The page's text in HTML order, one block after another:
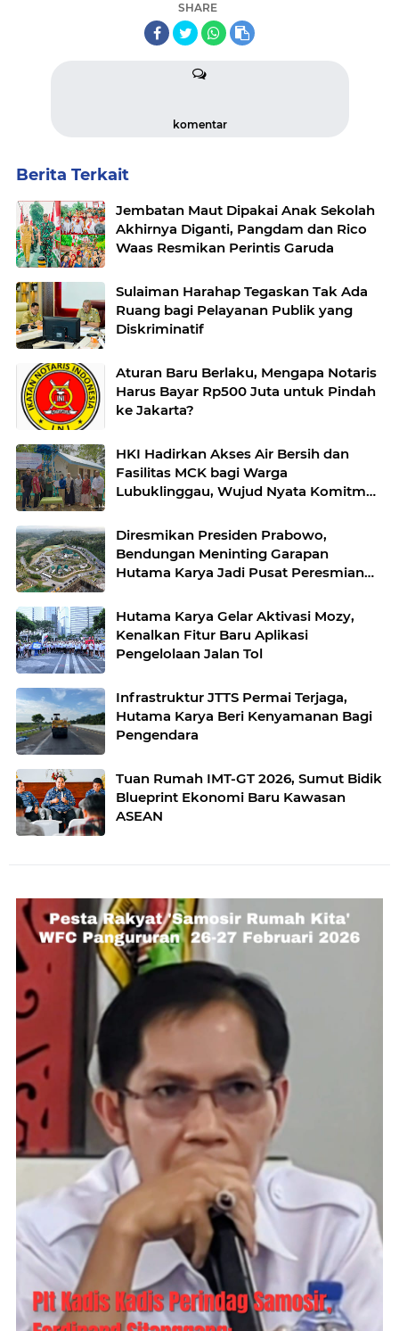
SHARE
komentar
Berita Terkait
Jembatan Maut Dipakai Anak Sekolah
Akhirnya Diganti, Pangdam dan Rico
Waas Resmikan Perintis Garuda
Sulaiman Harahap Tegaskan Tak Ada
Ruang bagi Pelayanan Publik yang
Diskriminatif
Aturan Baru Berlaku, Mengapa Notaris
Harus Bayar Rp500 Juta untuk Pindah
ke Jakarta?
HKI Hadirkan Akses Air Bersih dan
Fasilitas MCK bagi Warga
Lubuklinggau, Wujud Nyata Komitmen
Sehat
Diresmikan Presiden Prabowo,
Bendungan Meninting Garapan
Hutama Karya Jadi Pusat Peresmian
Hutama Karya Gelar Aktivasi Mozy,
Kenalkan Fitur Baru Aplikasi
Pengelolaan Jalan Tol
Infrastruktur JTTS Permai Terjaga,
Hutama Karya Beri Kenyamanan Bagi
Pengendara
Tuan Rumah IMT-GT 2026, Sumut Bidik
Blueprint Ekonomi Baru Kawasan
ASEAN